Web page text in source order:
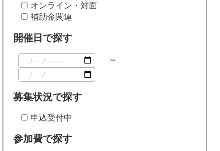
オンライン・対面
補助金関連
開催日で探す
～
募集状況で探す
申込受付中
参加費で探す